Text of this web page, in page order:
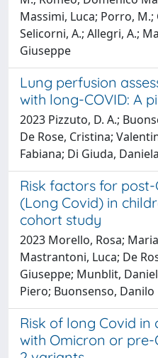
Massimi, Luca; Porro,
Selicorni, A.; Allegri, A.;
Giuseppe
Lung perfusion
with long-COVID: A
2023 Pizzuto, D. A.;
De Rose, Cristina;
Fabiana; Di Giuda, Daniela
Risk factors for post-
(Long Covid) in
cohort study
2023 Morello, Rosa;
Mastrantoni, Luca; De
Giuseppe; Munblit,
Piero; Buonsenso, Danilo
Risk of long Covid in
with Omicron or pre-